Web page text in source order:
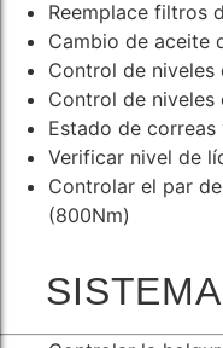
Reemplace filtros
Cambio de aceite
Control de niveles
Control de
Estado de correas
Verificar nivel de
Controlar el par
(800Nm)